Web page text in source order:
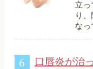
立っ
り
なっ
口唇炎が治